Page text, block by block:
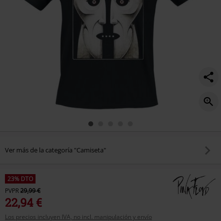
Ver más de la categoría "Camiseta"
23% DTO
PVPR29,99 €
22,94 €
Los precios incluyen IVA, no incl. manipulación y envío